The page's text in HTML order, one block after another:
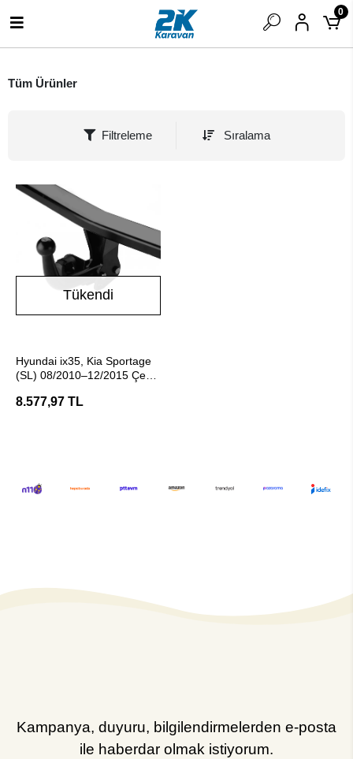
0
Tüm Ürünler
Filtreleme Sıralama
Tükendi
Hyundai ix35, Kia Sportage
(SL) 08/2010–12/2015 Çeki
8.577,97 TL
Kampanya, duyuru, bilgilendirmelerden e-posta
ile haberdar olmak istiyorum.